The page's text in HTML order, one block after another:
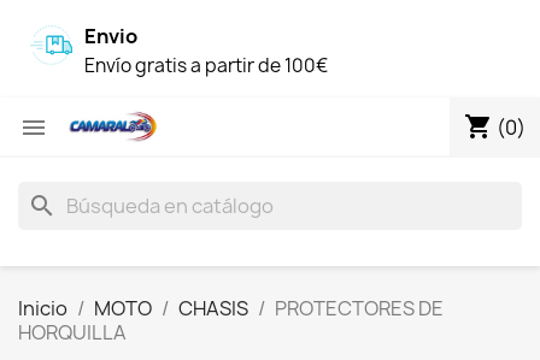
Envio
Envío gratis a partir de 100€
 shopping_cart (0)
search
Inicio MOTO CHASIS
PROTECTORES DE
HORQUILLA